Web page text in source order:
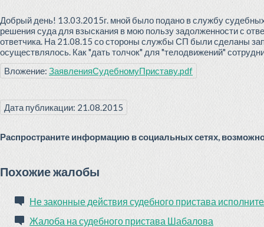
Добрый день! 13.03.2015г. мной было подано в службу
решения суда для взыскания в мою пользу задолженности с
ответчика. На 21.08.15 со стороны службы СП были сделаны
осуществлялось. Как "дать толчок" для "телодвижений"
Вложение: ЗаявленияСудебномуПриставу.pdf
Дата публикации: 21.08.2015
Распространите информацию в социальных сетях,
Похожие жалобы
Не законные действия судебного пристава
Жалоба на судебного пристава Шабалова